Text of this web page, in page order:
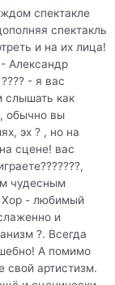
спектакле
спектакль
и на их лица!
Александр
- я вас
слышать как
обычно вы
эх ? , но на
сцене! вас
чудесным
Хор - любимый
и
?. Всегда
А помимо
свой артистизм.